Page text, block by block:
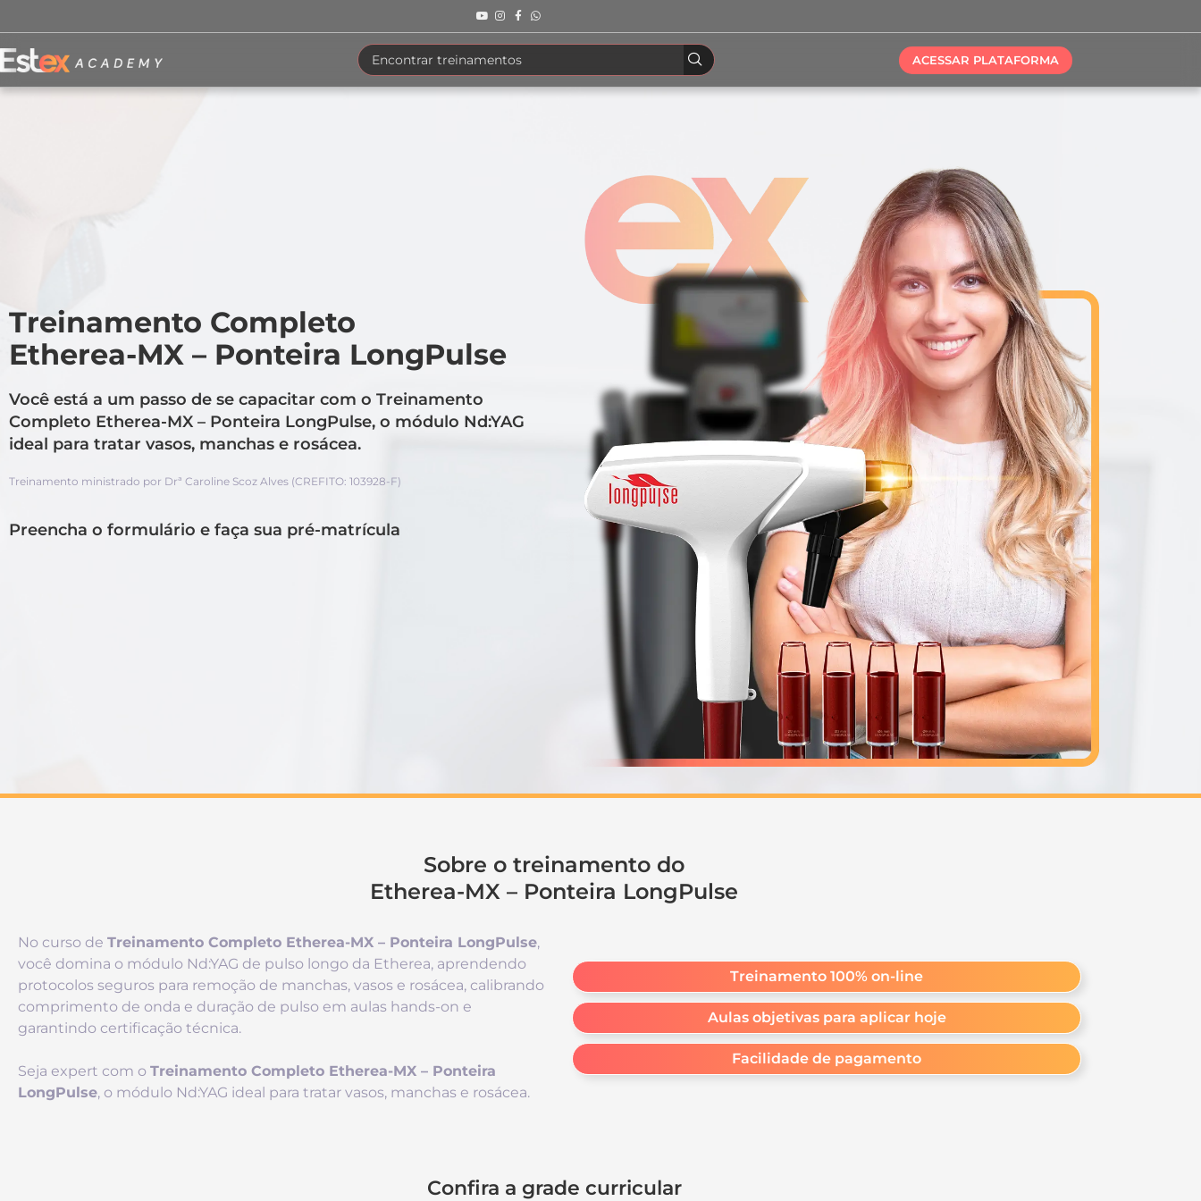
ACESSAR PLATAFORMA
Treinamento Completo
Etherea-MX – Ponteira LongPulse
Você está a um passo de se capacitar com o Treinamento
Completo Etherea-MX – Ponteira LongPulse, o módulo Nd:YAG
ideal para tratar vasos, manchas e rosácea.
Treinamento ministrado por Drª Caroline Scoz Alves (CREFITO: 103928-F)
Preencha o formulário e faça sua pré-matrícula
Sobre o treinamento do
Etherea-MX – Ponteira LongPulse
No curso de Treinamento Completo Etherea-MX – Ponteira LongPulse,
você domina o módulo Nd:YAG de pulso longo da Etherea, aprendendo
protocolos seguros para remoção de manchas, vasos e rosácea, calibrando
comprimento de onda e duração de pulso em aulas hands-on e
garantindo certificação técnica.
Seja expert com o Treinamento Completo Etherea-MX – Ponteira
LongPulse, o módulo Nd:YAG ideal para tratar vasos, manchas e rosácea.
Treinamento 100% on-line
Aulas objetivas para aplicar hoje
Facilidade de pagamento
Confira a grade curricular